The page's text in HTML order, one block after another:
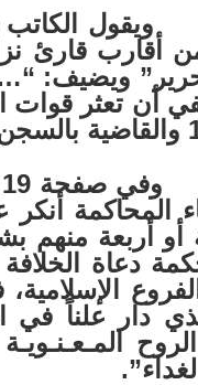
أقارب قارئ
ويضيف:
أن تعثر
المحاكمة
دعاة
دار علناً في